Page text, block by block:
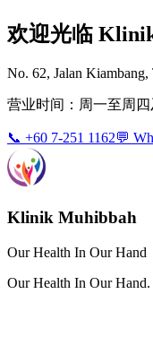
欢迎光临
No. 62, Jalan Kiambang,
营业时间：周一至周四
📞 +60 7-251 1162💬
Klinik Muhibbah
Our Health In Our Hand
Our Health In Our Hand.